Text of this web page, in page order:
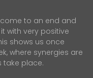
to an end and
it with very positive
shows us once
where synergies are
take place.